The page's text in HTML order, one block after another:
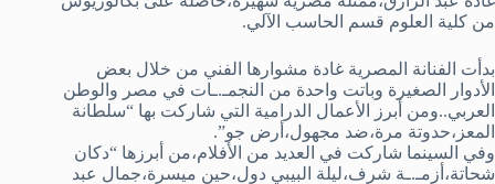
من كلية العلوم قسم الحاسب الآلي.
بدأت الفنانة المصرية غادة مشوارها الفني من خلال بعض
الأدوار الصغيرة وباتت واحدة من النجمـ.ـات في مصر والوطن
العربي..ومن أبرز الأعمال الدرامية التي شاركت بها “سلطانة
المعز،حدوتة مرة،ضد مجهول،أرض جو”.
وفي السينما شاركت في العديد من الأفلام،من أبرزها “دكان
شحاتة،أزمـ.ـة شرف،ليلة البيبي دول،حين ميسرة،جمال عبد